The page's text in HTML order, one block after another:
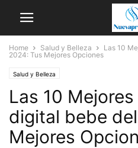
Home Salud y Belleza
Las 10
2024: Tus Mejores Opciones
Salud y Belleza
Las 10
digital bebe
Mejores